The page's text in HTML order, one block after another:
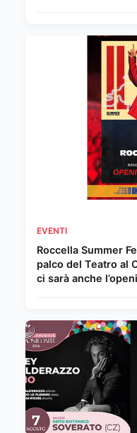
EVENTI
Roccella Summer
palco del Teatro al
ci sarà anche